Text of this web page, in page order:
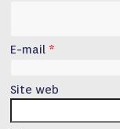
E-mail *
Site web